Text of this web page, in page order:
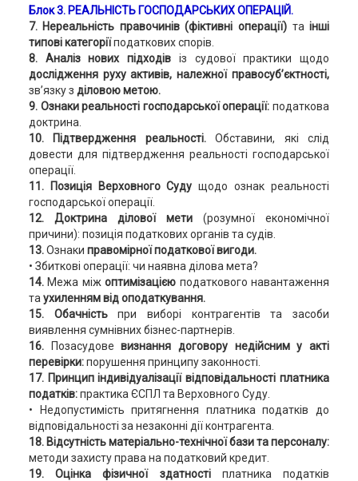
Блок 3. РЕАЛЬНІСТЬ ГОСПОДАРСЬКИХ ОПЕРАЦІЙ.
7. Нереальність правочинів (фіктивні операції) таінші
типові категоріїподаткових спорів.
8. Аналіз нових підходів із судової практики щодо
дослідження руху активів, належної правосуб’єктності,
зв’язку з діловою метою.
9. Ознаки реальності господарської операції:податкова
доктрина.
10. Підтвердження реальності.Обставини, які слід
довести для підтвердження реальності господарської
операції.
11. Позиція Верховного Суду щодо ознак реальності
господарської операції.
12. Доктрина ділової мети(розумної економічної
причини): позиція податкових органів та судів.
13.Ознаки правомірної податкової вигоди.
• Збиткові операції: чи наявна ділова мета?
14. Межа міжоптимізацією податкового навантаження
та ухиленням від оподаткування.
15. Обачністьпри виборі контрагентів та засоби
виявлення сумнівних бізнес-партнерів.
16.
Позасудовевизнання договору недійсним у акті
перевірки:порушення принципу законності.
17. Принцип індивідуалізації відповідальності платника
податків:практика ЄСПЛ та Верховного Суду.
• Недопустимість притягнення платника податків до
відповідальності за незаконні дії контрагента.
18. Відсутність матеріально-технічної бази та персоналу:
методи захисту права на податковий кредит.
19. Оцінка фізичної здатностіплатника податків